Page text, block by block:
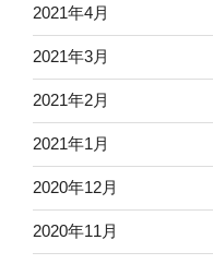
2021年4月
2021年3月
2021年2月
2021年1月
2020年12月
2020年11月